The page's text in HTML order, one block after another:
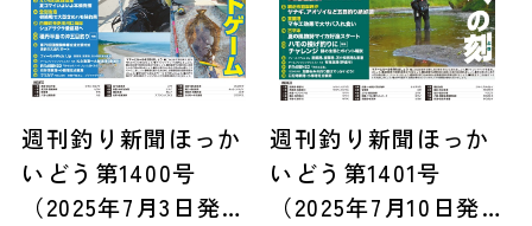
週刊釣り新聞ほっか
いどう第1400号
（2025年7月3日発
週刊釣り新聞ほっか
いどう第1401号
（2025年7月10日発